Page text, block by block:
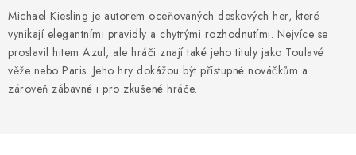
VYDAVATELSTVÍ DESKOVÝCH HER
OLOHRANÍ
Michael Kiesling je autorem oceňovaných deskových her, které
vynikají elegantními pravidly a chytrými rozhodnutími. Nejvíce se
proslavil hitem Azul, ale hráči znají také jeho tituly jako Toulavé
věže nebo Paris. Jeho hry dokážou být přístupné nováčkům a
zároveň zábavné i pro zkušené hráče.